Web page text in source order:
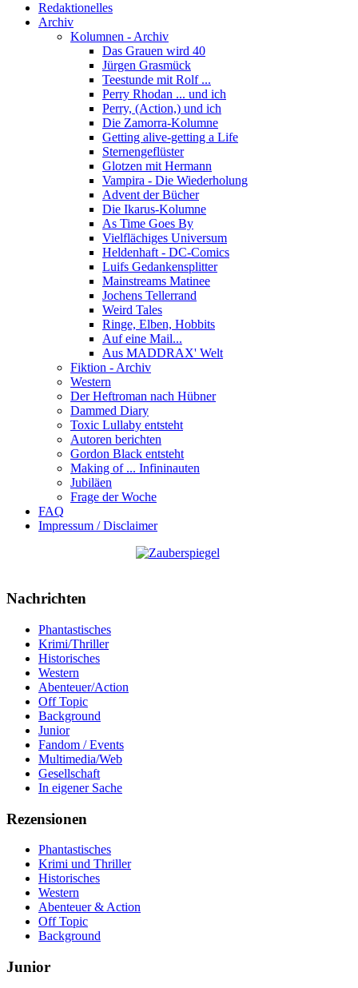
Redaktionelles
Archiv
Kolumnen - Archiv
Das Grauen wird 40
Jürgen Grasmück
Teestunde mit Rolf ...
Perry Rhodan ... und ich
Perry, (Action,) und ich
Die Zamorra-Kolumne
Getting alive-getting a Life
Sternengeflüster
Glotzen mit Hermann
Vampira - Die Wiederholung
Advent der Bücher
Die Ikarus-Kolumne
As Time Goes By
Vielflächiges Universum
Heldenhaft - DC-Comics
Luifs Gedankensplitter
Mainstreams Matinee
Jochens Tellerrand
Weird Tales
Ringe, Elben, Hobbits
Auf eine Mail...
Aus MADDRAX' Welt
Fiktion - Archiv
Western
Der Heftroman nach Hübner
Dammed Diary
Toxic Lullaby entsteht
Autoren berichten
Gordon Black entsteht
Making of ... Infininauten
Jubiläen
Frage der Woche
FAQ
Impressum / Disclaimer
Nachrichten
Phantastisches
Krimi/Thriller
Historisches
Western
Abenteuer/Action
Off Topic
Background
Junior
Fandom / Events
Multimedia/Web
Gesellschaft
In eigener Sache
Rezensionen
Phantastisches
Krimi und Thriller
Historisches
Western
Abenteuer & Action
Off Topic
Background
Junior